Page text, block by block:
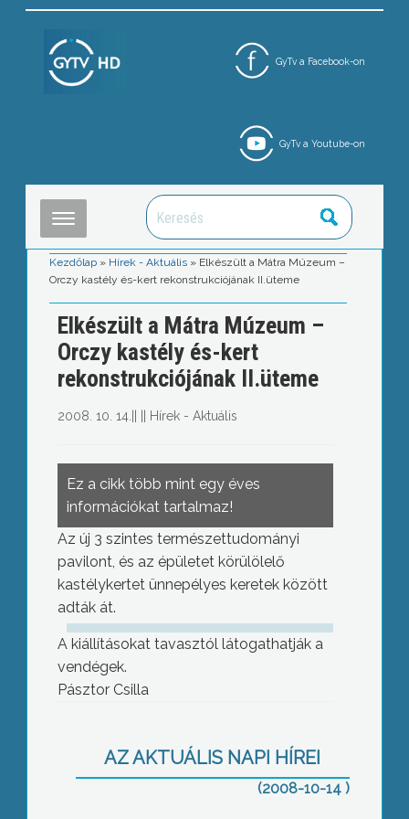
GyTv a Facebook-on
GyTv a Youtube-on
Kezdőlap » Hírek - Aktuális » Elkészült a Mátra Múzeum –
Orczy kastély és-kert rekonstrukciójának II.üteme
Elkészült a Mátra Múzeum –
Orczy kastély és-kert
rekonstrukciójának II.üteme
2008. 10. 14. Hírek - Aktuális
Ez a cikk több mint egy éves
információkat tartalmaz!
Az új 3 szintes természettudományi
pavilont, és az épületet körülölelő
kastélykertet ünnepélyes keretek között
adták át.
A kiállításokat tavasztól látogathatják a
vendégek.
Pásztor Csilla
AZ AKTUÁLIS NAPI HÍREI
(2008-10-14 )
Pályaválasztási kiállítást és állásbörzét
tartoztak a Mátra Művelődési